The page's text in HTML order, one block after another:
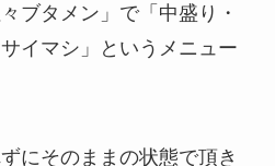
ブタメン」で「中盛り・
イマシ」というメニュー
にそのままの状態で頂き